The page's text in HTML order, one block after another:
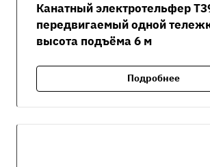
Канатный электротельфер
передвигаемый одной
высота подъёма 6 м
Подробнее